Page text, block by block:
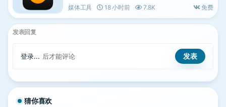
媒体工具 18 小时前 7.8K 免费
发表回复
登录... 后才能评论
猜你喜欢